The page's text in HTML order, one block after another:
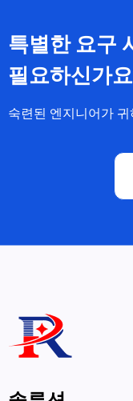
특별한 요구
필요하신가
솔루션